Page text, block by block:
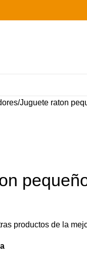
Juguete raton
productos de la